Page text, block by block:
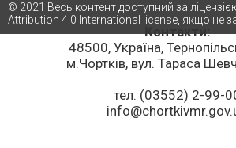
Контакти:
48500, Україна,
м.Чортків, вул. Тараса
тел. (03552) 2-99-
© 2021 Весь контент доступний за
Attribution 4.0 International license, якщо не